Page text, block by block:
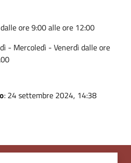
ore 9:00 alle ore 12:00
- Mercoledì - Venerdì dalle ore
: 24 settembre 2024, 14:38